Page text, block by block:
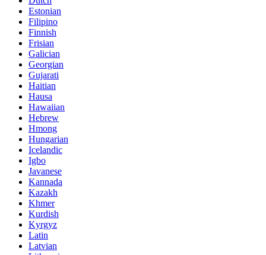
Estonian
Filipino
Finnish
Frisian
Galician
Georgian
Gujarati
Haitian
Hausa
Hawaiian
Hebrew
Hmong
Hungarian
Icelandic
Igbo
Javanese
Kannada
Kazakh
Khmer
Kurdish
Kyrgyz
Latin
Latvian